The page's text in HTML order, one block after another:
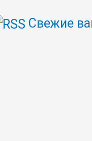
Свежие